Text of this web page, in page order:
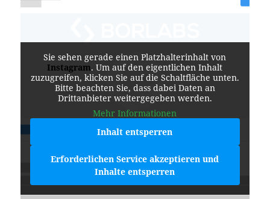
Sie sehen gerade einen Platzhalterinhalt von
Instagram. Um auf den eigentlichen Inhalt
zuzugreifen, klicken Sie auf die Schaltfläche unten.
Bitte beachten Sie, dass dabei Daten an
Drittanbieter weitergegeben werden.
Mehr Informationen
Inhalt entsperren
Erforderlichen Service akzeptieren und
Inhalte entsperren